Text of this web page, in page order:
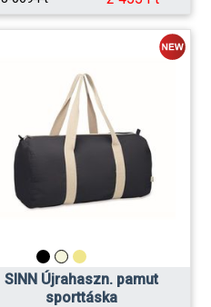
SINN Újrahaszn. pamut
sporttáska